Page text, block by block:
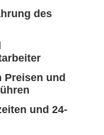
des
Preisen und
und 24-